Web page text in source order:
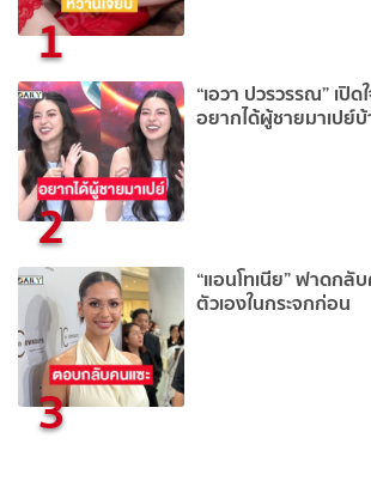
1
2
“เอวา ปวรวรรณ” เปิ
อยากได้ผู้ชายมาเปย์
3
“แอนโทเนีย” ฟาดก
ตัวเองในกระจกก่อน